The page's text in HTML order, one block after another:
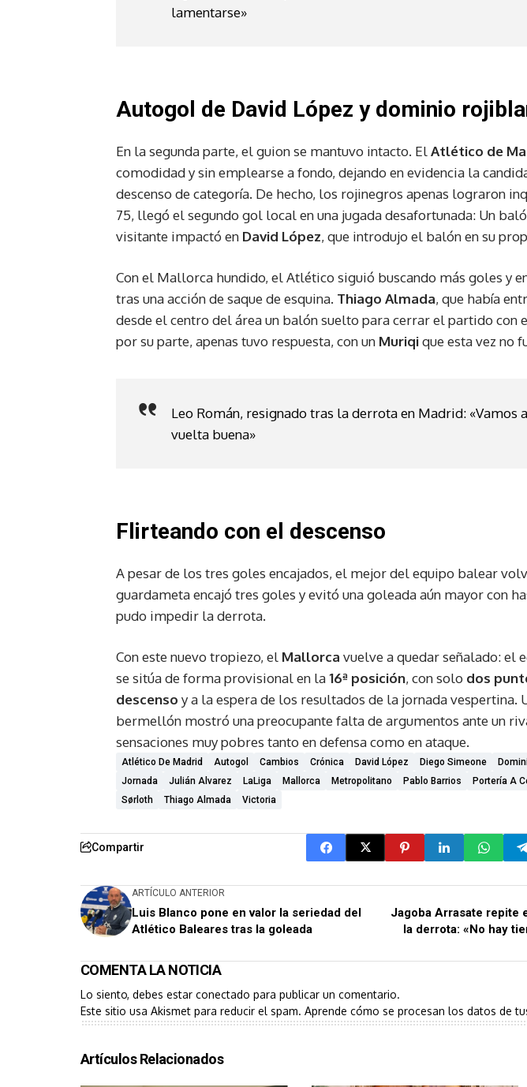
lamentarse»
Autogol de David López y dominio
En la segunda parte, el guion se mantuvo intacto. ElAtlético de
comodidad y sin emplearse a fondo, dejando en evidencia la
descenso de categoría. De hecho, los rojinegros apenas lograron
75, llegó el segundo gol local en una jugada desafortunada: Un
visitante impactó en David López, que introdujo el balón en su
Con el Mallorca hundido, el Atlético siguió buscando más goles y
tras una acción de saque de esquina. Thiago Almada, que había
desde el centro del área un balón suelto para cerrar el partido con
por su parte, apenas tuvo respuesta, con un Muriqique esta vez no
Leo Román, resignado tras la derrota en Madrid: «Vamos
vuelta buena»
Flirteando con el descenso
A pesar de los tres goles encajados, el mejor del equipo balear
guardameta encajó tres goles y evitó una goleada aún mayor con
pudo impedir la derrota.
Con este nuevo tropiezo, el Mallorca vuelve a quedar señalado: el
se sitúa de forma provisional en la16ª posición, con solo dos
descenso y a la espera de los resultados de la jornada vespertina.
bermellón mostró una preocupante falta de argumentos ante un
sensaciones muy pobres tanto en defensa como en ataque.
Atlético De Madrid Autogol Cambios Crónica David López Diego Simeone
Jornada
Julián Alvarez LaLiga Mallorca Metropolitano Pablo Barrios Portería A
Sørloth
Thiago Almada Victoria
Compartir
ARTÍCULO ANTERIOR
Luis Blanco pone en valor la seriedad del
Atlético Baleares tras la goleada
Jagoba Arrasate repite
la derrota: «No hay
COMENTA LA NOTICIA
Lo siento, debes estar conectado para publicar un comentario.
Este sitio usa Akismet para reducir el spam. Aprende cómo se procesan los datos de
Artículos Relacionados